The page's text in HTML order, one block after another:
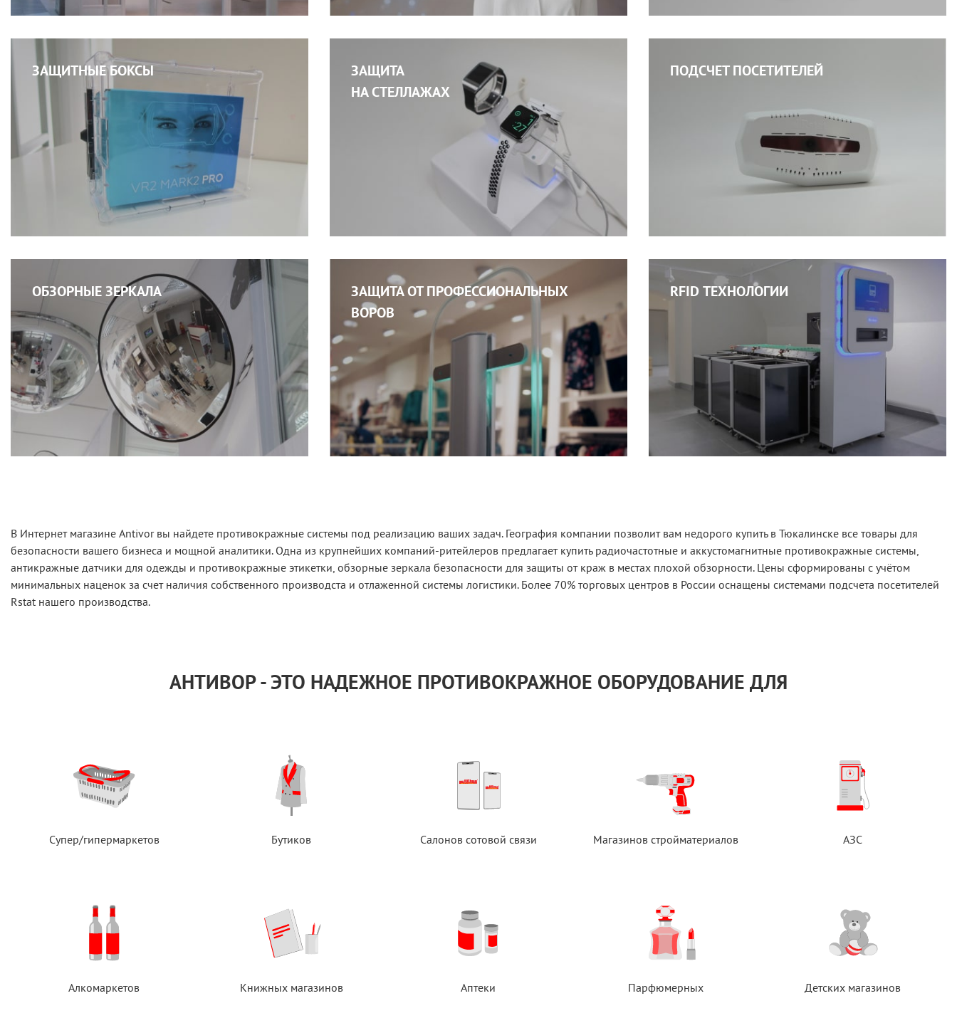
ЗАЩИТНЫЕ БОКСЫ
ЗАЩИТА
НА СТЕЛЛАЖАХ
ПОДСЧЕТ ПОСЕТИТЕЛЕЙ
ОБЗОРНЫЕ ЗЕРКАЛА
ЗАЩИТА ОТ ПРОФЕССИОНАЛЬНЫХ
ВОРОВ
RFID ТЕХНОЛОГИИ
В Интернет магазине Antivor вы найдете противокражные системы под реализацию ваших задач. География компании позволит вам недорого купить в Тюкалинске все товары для
безопасности вашего бизнеса и мощной аналитики. Одна из крупнейших компаний-ритейлеров предлагает купить радиочастотные и аккустомагнитные противокражные системы,
антикражные датчики для одежды и противокражные этикетки, обзорные зеркала безопасности для защиты от краж в местах плохой обзорности. Цены сформированы с учётом
минимальных наценок за счет наличия собственного производста и отлаженной системы логистики. Более 70% торговых центров в России оснащены системами подсчета посетителей
Rstat нашего производства.
АНТИВОР - ЭТО НАДЕЖНОЕ ПРОТИВОКРАЖНОЕ ОБОРУДОВАНИЕ ДЛЯ
Супер/гипермаркетов Бутиков Салонов сотовой связи Магазинов стройматериалов АЗС
Алкомаркетов Книжных магазинов Аптеки Парфюмерных Детских магазинов